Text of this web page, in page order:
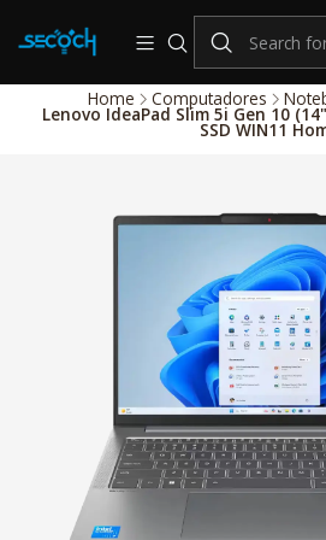
consulta por nuestros
Sistema de alarmas y
Home Computadores
Lenovo IdeaPad Slim 5i Gen 10
SSD WIN11